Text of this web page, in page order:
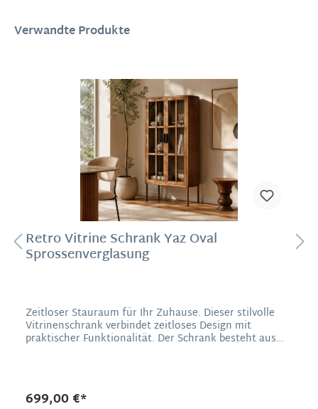
Verwandte Produkte
Retro Vitrine Schrank Yaz Oval
Sprossenverglasung
Zeitloser Stauraum für Ihr Zuhause. Dieser stilvolle
Vitrinenschrank verbindet zeitloses Design mit
praktischer Funktionalität. Der Schrank besteht aus
zu stellen. Mit seinen großzügigen Fächern und dem
robusten Korpus im Sprossendesign ist dieser
699,00 €*